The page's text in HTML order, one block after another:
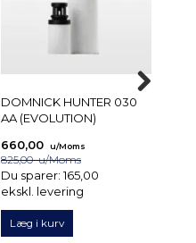
DOMNICK HUNTER 030
AA (EVOLUTION)
660,00
u/Moms
825,00u/Moms
Du sparer:165,00
ekskl. levering
Læg i kurv